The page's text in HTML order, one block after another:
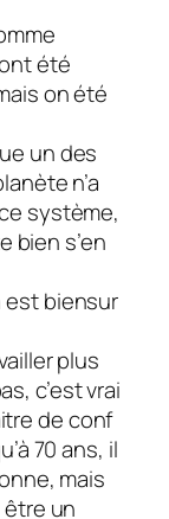
été
on été
un des
n’a
système,
bien s’en
est biensur
plus
c’est vrai
de conf
70 ans, il
mais
être un